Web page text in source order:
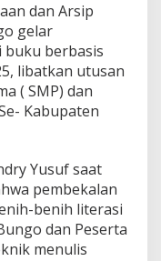
dan Arsip
gelar
buku berbasis
libatkan utusan
( SMP) dan
Kabupaten
Yusuf saat
pembekalan
benih literasi
dan Peserta
menulis